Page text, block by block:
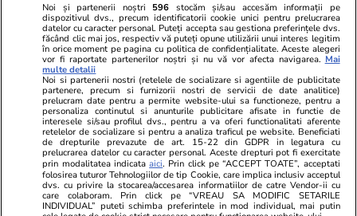
Cum se face cafeaua la presa
franceză – cum funcționează și
care sunt avantajele
Lifestyle 15 iul.
Combinaţii răcoritoare de apă
cu fructe şi plante aromatice
Noi și partenerii noștri 596 stocăm și/sau accesăm informații pe
dispozitivul dvs., precum identificatorii cookie unici pentru prelucrarea
datelor cu caracter personal. Puteți accepta sau gestiona preferințele dvs.
făcând clic mai jos, respectiv vă puteți opune utilizării unui interes legitim
în orice moment pe pagina cu politica de confidențialitate. Aceste alegeri
vor fi raportate partenerilor noștri și nu vă vor afecta navigarea. Mai
multe detalii
Noi si partenerii nostri (retelele de socializare si agentiile de publicitate
partenere, precum si furnizorii nostri de servicii de date analitice)
prelucram date pentru a permite website-ului sa functioneze, pentru a
personaliza continutul si anunturile publicitare afisate in functie de
interesele si/sau profilul dvs., pentru a va oferi functionalitati aferente
retelelor de socializare si pentru a analiza traficul pe website. Beneficiati
de drepturile prevazute de art. 15-22 din GDPR in legatura cu
prelucrarea datelor cu caracter personal. Aceste drepturi pot fi exercitate
prin modalitatea indicataaici. Prin click pe “ACCEPT TOATE”, acceptati
folosirea tuturor Tehnologiilor de tip Cookie, care implica inclusiv acceptul
dvs. cu privire la stocarea/accesarea informatiilor de catre Vendor-ii cu
care colaboram. Prin click pe “VREAU SA MODIFIC SETARILE
INDIVIDUAL” puteti schimba preferintele in mod individual, mai putin